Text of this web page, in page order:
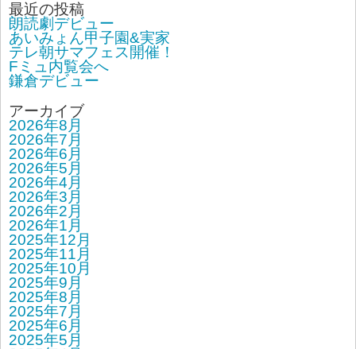
最近の投稿
朗読劇デビュー
あいみょん甲子園&実家
テレ朝サマフェス開催！
Fミュ内覧会へ
鎌倉デビュー
アーカイブ
2026年8月
2026年7月
2026年6月
2026年5月
2026年4月
2026年3月
2026年2月
2026年1月
2025年12月
2025年11月
2025年10月
2025年9月
2025年8月
2025年7月
2025年6月
2025年5月